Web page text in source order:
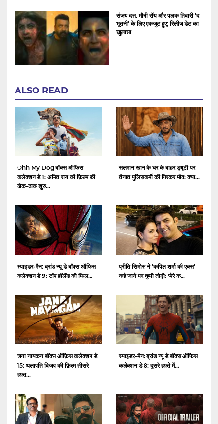
संजय दत्त, मौनी रॉय और पलक तिवारी 'द
भूतनी' के लिए एकजुट हुए; रिलीज डेट का
खुलासा
ALSO READ
Ohh My Dog बॉक्स ऑफिस
कलेक्शन डे 1: अमित राय की फ़िल्म की
ठीक-ठाक शुरु...
सलमान खान के घर के बाहर ड्यूटी पर
तैनात पुलिसकर्मी की गिरकर मौत: क्या...
स्पाइडर-मैन: ब्रांड न्यू डे बॉक्स ऑफिस
कलेक्शन डे 9: टॉम हॉलैंड की फिल...
प्रीति सिमोस ने 'कपिल शर्मा की एक्स'
कहे जाने पर चुप्पी तोड़ी: 'मेरे क...
जना नायकन बॉक्स ऑफ़िस कलेक्शन डे
15: थलापति विजय की फ़िल्म तीसरे
हफ़्त...
स्पाइडर-मैन: ब्रांड न्यू डे बॉक्स ऑफिस
कलेक्शन डे 8: दूसरे हफ़्ते में...